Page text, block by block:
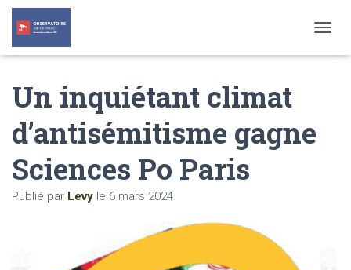
O
Un inquiétant climat
d’antisémitisme gagne
Sciences Po Paris
Publié par Levy le 6 mars 2024